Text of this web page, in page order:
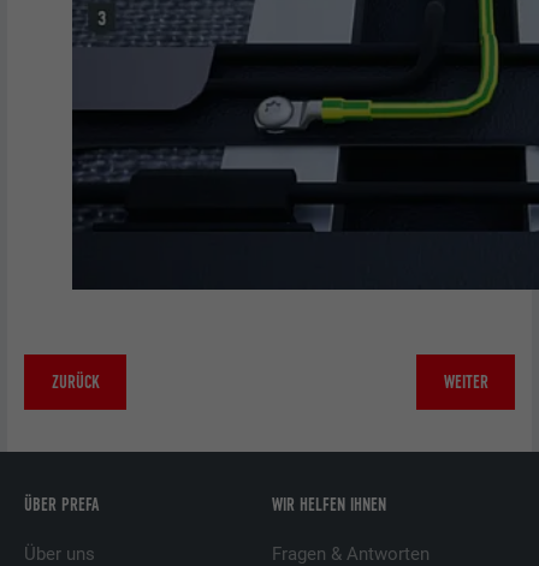
ZURÜCK WEITER
ÜBER PREFA
Über uns
WIR HELFEN IHNEN
Fragen & Antworten